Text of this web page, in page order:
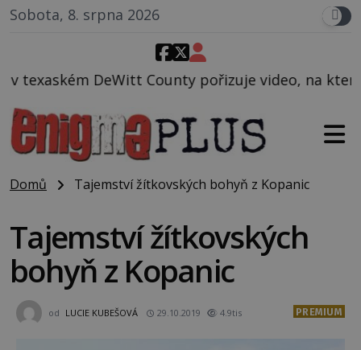
Sobota, 8. srpna 2026
pořizuje video, na kterém před jeho vozem
Domů Tajemství žítkovských bohyň z Kopanic
Tajemství žítkovských
bohyň z Kopanic
od LUCIE KUBEŠOVÁ 29.10.2019 4.9tis PREMIUM